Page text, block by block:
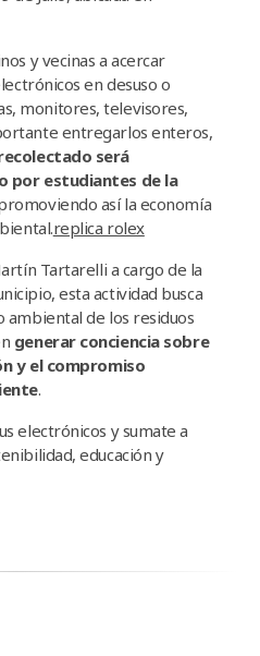
y vecinas a acercar
en desuso o
monitores, televisores,
entregarlos enteros,
será
por estudiantes de la
así la economía
replica rolex
Tartarelli a cargo de la
esta actividad busca
ambiental de los residuos
generar conciencia sobre
y el compromiso
.
electrónicos y sumate a
educación y